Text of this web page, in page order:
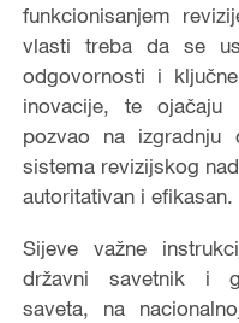
funkcionisanjem
vlasti treba da se
odgovornosti i
inovacije, te ojačaju
pozvao na izgradnju
sistema revizijskog
autoritativan i efikasan.
Sijeve važne
državni savetnik i
saveta, na